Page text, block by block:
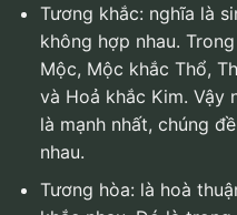
Tương khắc: nghĩa là
không hợp nhau.
Mộc, Mộc khắc Thổ,
và Hoả khắc Kim. Vậy
là mạnh nhất, chúng
nhau.
Tương hòa: là hoà